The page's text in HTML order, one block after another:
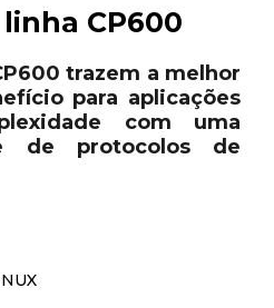
CP600
trazem a melhor
para aplicações
com uma
de protocolos de